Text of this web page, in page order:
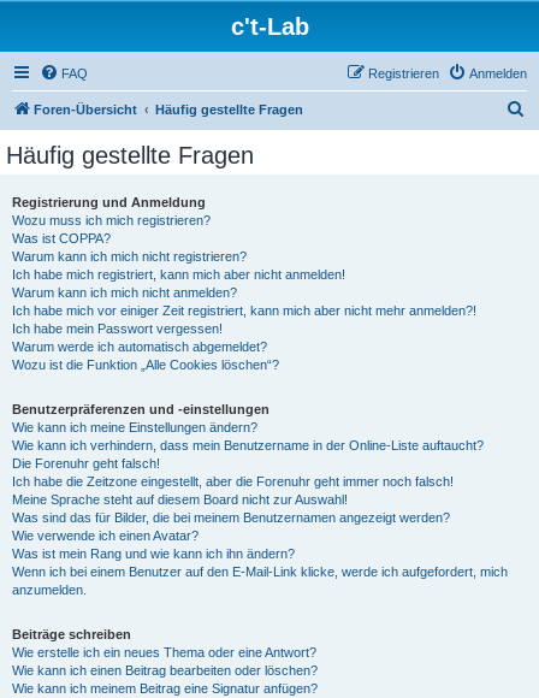
c't-Lab
FAQ Anmelden
Registrieren
Foren-Übersicht Häufig gestellte Fragen
Häufig gestellte Fragen
Registrierung und Anmeldung
Wozu muss ich mich registrieren?
Was ist COPPA?
Warum kann ich mich nicht registrieren?
Ich habe mich registriert, kann mich aber nicht anmelden!
Warum kann ich mich nicht anmelden?
Ich habe mich vor einiger Zeit registriert, kann mich aber nicht mehr anmelden?!
Ich habe mein Passwort vergessen!
Warum werde ich automatisch abgemeldet?
Wozu ist die Funktion „Alle Cookies löschen“?
Benutzerpräferenzen und -einstellungen
Wie kann ich meine Einstellungen ändern?
Wie kann ich verhindern, dass mein Benutzername in der Online-Liste auftaucht?
Die Forenuhr geht falsch!
Ich habe die Zeitzone eingestellt, aber die Forenuhr geht immer noch falsch!
Meine Sprache steht auf diesem Board nicht zur Auswahl!
Was sind das für Bilder, die bei meinem Benutzernamen angezeigt werden?
Wie verwende ich einen Avatar?
Was ist mein Rang und wie kann ich ihn ändern?
Wenn ich bei einem Benutzer auf den E-Mail-Link klicke, werde ich aufgefordert, mich
anzumelden.
Beiträge schreiben
Wie erstelle ich ein neues Thema oder eine Antwort?
Wie kann ich einen Beitrag bearbeiten oder löschen?
Wie kann ich meinem Beitrag eine Signatur anfügen?